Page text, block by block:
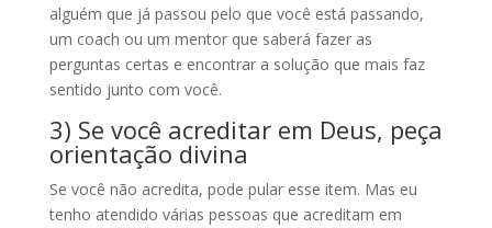
alguém que já passou pelo que você está passando,
um coach ou um mentor que saberá fazer as
perguntas certas e encontrar a solução que mais faz
sentido junto com você.
3) Se você acreditar em Deus, peça
orientação divina
Se você não acredita, pode pular esse item. Mas eu
tenho atendido várias pessoas que acreditam em